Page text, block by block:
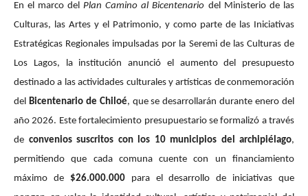
En el marco del Plan Camino al Bicentenario del Ministerio de las
Culturas, las Artes y el Patrimonio, y como parte de las Iniciativas
Estratégicas Regionales impulsadas por la Seremi de las Culturas de
Los Lagos, la institución anunció el aumento del presupuesto
destinado a las actividades culturales y artísticas de conmemoración
del Bicentenario de Chiloé, que se desarrollarán durante enero del
año 2026. Este fortalecimiento presupuestario se formalizó a través
de convenios suscritos con los 10 municipios del archipiélago,
permitiendo que cada comuna cuente con un financiamiento
máximo de $26.000.000para el desarrollo de iniciativas que